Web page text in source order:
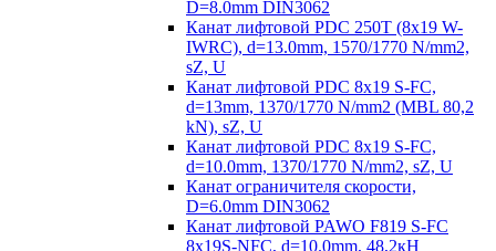
D=8.0mm DIN3062
Канат лифтовой PDC 250T (8x19 W-
IWRC), d=13.0mm, 1570/1770 N/mm2,
sZ, U
Канат лифтовой PDC 8х19 S-FC,
d=13mm, 1370/1770 N/mm2 (MBL 80,2
kN), sZ, U
Канат лифтовой PDC 8x19 S-FC,
d=10.0mm, 1370/1770 N/mm2, sZ, U
Канат ограничителя скорости,
D=6.0mm DIN3062
Канат лифтовой PAWO F819 S-FC
8х19S-NFC, d=10.0mm, 48,2кН